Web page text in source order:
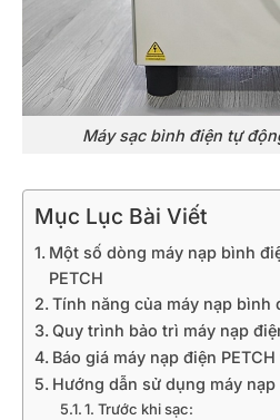
Máy sạc bình điện tự
Mục Lục Bài Viết
Một số dòng máy nạp bình
PETCH
Tính năng của máy nạp bình
Quy trình bảo trì máy nạp
Báo giá máy nạp điện
Hướng dẫn sử dụng máy nạp
1. Trước khi sạc: